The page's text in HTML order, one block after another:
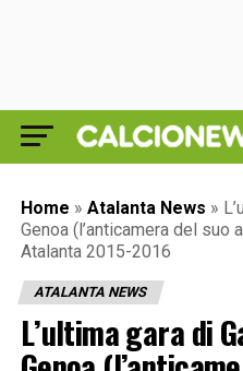
Home » Atalanta News »
Genoa (l’anticamera del suo
Atalanta 2015-2016
ATALANTA NEWS
L’ultima gara di